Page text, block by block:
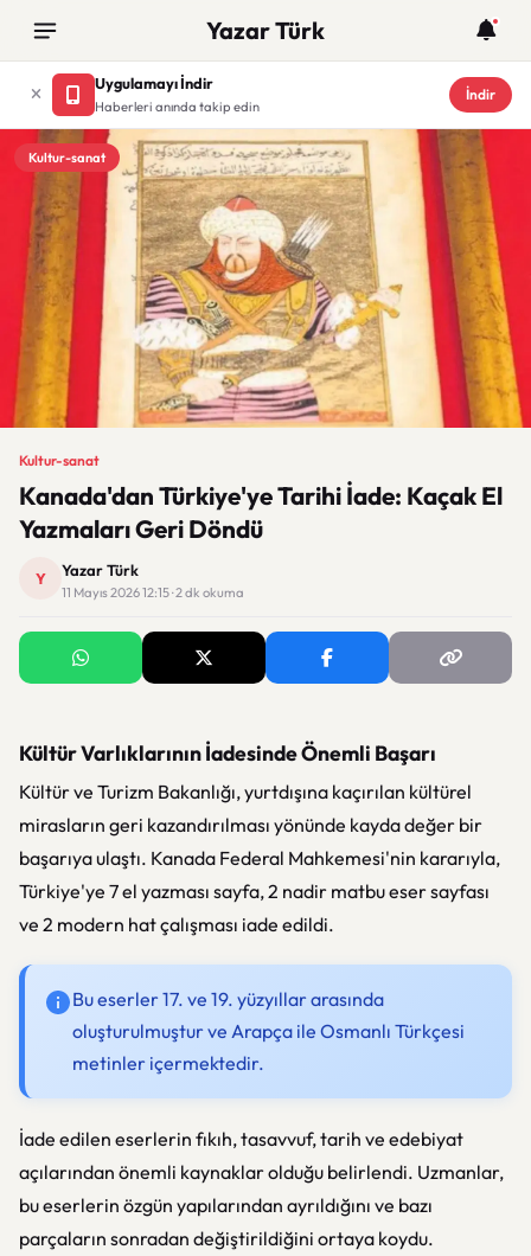
Yazar Türk
Uygulamayı İndir
Haberleri anında takip edin
İndir
Kultur-sanat
Kultur-sanat
Kanada'dan Türkiye'ye Tarihi İade: Kaçak El
Yazmaları Geri Döndü
Y Yazar Türk
11 Mayıs 2026 12:15 · 2 dk okuma
Kültür Varlıklarının İadesinde Önemli Başarı
Kültür ve Turizm Bakanlığı, yurtdışına kaçırılan kültürel
mirasların geri kazandırılması yönünde kayda değer bir
başarıya ulaştı. Kanada Federal Mahkemesi'nin kararıyla,
Türkiye'ye 7 el yazması sayfa, 2 nadir matbu eser sayfası
ve 2 modern hat çalışması iade edildi.
Bu eserler 17. ve 19. yüzyıllar arasında
oluşturulmuştur ve Arapça ile Osmanlı Türkçesi
metinler içermektedir.
İade edilen eserlerin fıkıh, tasavvuf, tarih ve edebiyat
açılarından önemli kaynaklar olduğu belirlendi. Uzmanlar,
bu eserlerin özgün yapılarından ayrıldığını ve bazı
parçaların sonradan değiştirildiğini ortaya koydu.